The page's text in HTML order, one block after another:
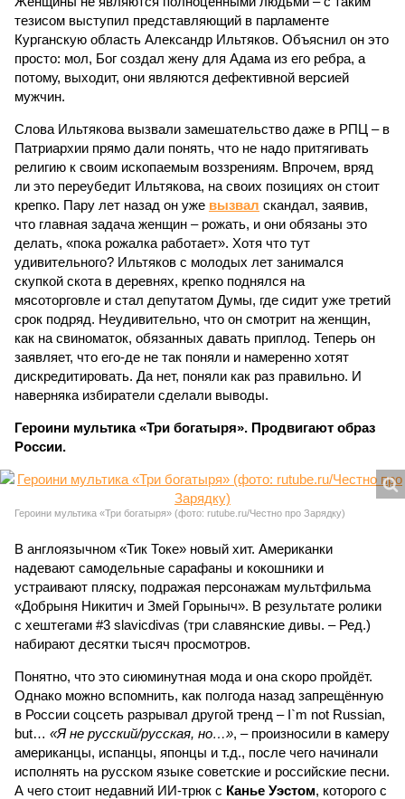
тезисом выступил представляющий в парламенте
Курганскую область Александр Ильтяков. Объяснил он это
просто: мол, Бог создал жену для Адама из его ребра, а
потому, выходит, они являются дефективной версией
мужчин.
Слова Ильтякова вызвали замешательство даже в РПЦ – в
Патриархии прямо дали понять, что не надо притягивать
религию к своим ископаемым воззрениям. Впрочем, вряд
ли это переубедит Ильтякова, на своих позициях он стоит
крепко. Пару лет назад он уже вызвал скандал, заявив,
что главная задача женщин – рожать, и они обязаны это
делать, «пока рожалка работает». Хотя что тут
удивительного? Ильтяков с молодых лет занимался
скупкой скота в деревнях, крепко поднялся на
мясоторговле и стал депутатом Думы, где сидит уже третий
срок подряд. Неудивительно, что он смотрит на женщин,
как на свиноматок, обязанных давать приплод. Теперь он
заявляет, что его-де не так поняли и намеренно хотят
дискредитировать. Да нет, поняли как раз правильно. И
наверняка избиратели сделали выводы.
Героини мультика «Три богатыря». Продвигают образ
России.
Героини мультика «Три богатыря» (фото: rutube.ru/Честно про Зарядку)
В англоязычном «Тик Токе» новый хит. Американки
надевают самодельные сарафаны и кокошники и
устраивают пляску, подражая персонажам мультфильма
«Добрыня Никитич и Змей Горыныч». В результате ролики
с хештегами #3 slavicdivas (три славянские дивы. – Ред.)
набирают десятки тысяч просмотров.
Понятно, что это сиюминутная мода и она скоро пройдёт.
Однако можно вспомнить, как полгода назад запрещённую
в России соцсеть разрывал другой тренд – I`m not Russian,
but… «Я не русский/русская, но…», – произносили в камеру
американцы, испанцы, японцы и т.д., после чего начинали
исполнять на русском языке советские и российские песни.
А чего стоит недавний ИИ-трюк с Канье Уэстом, которого с